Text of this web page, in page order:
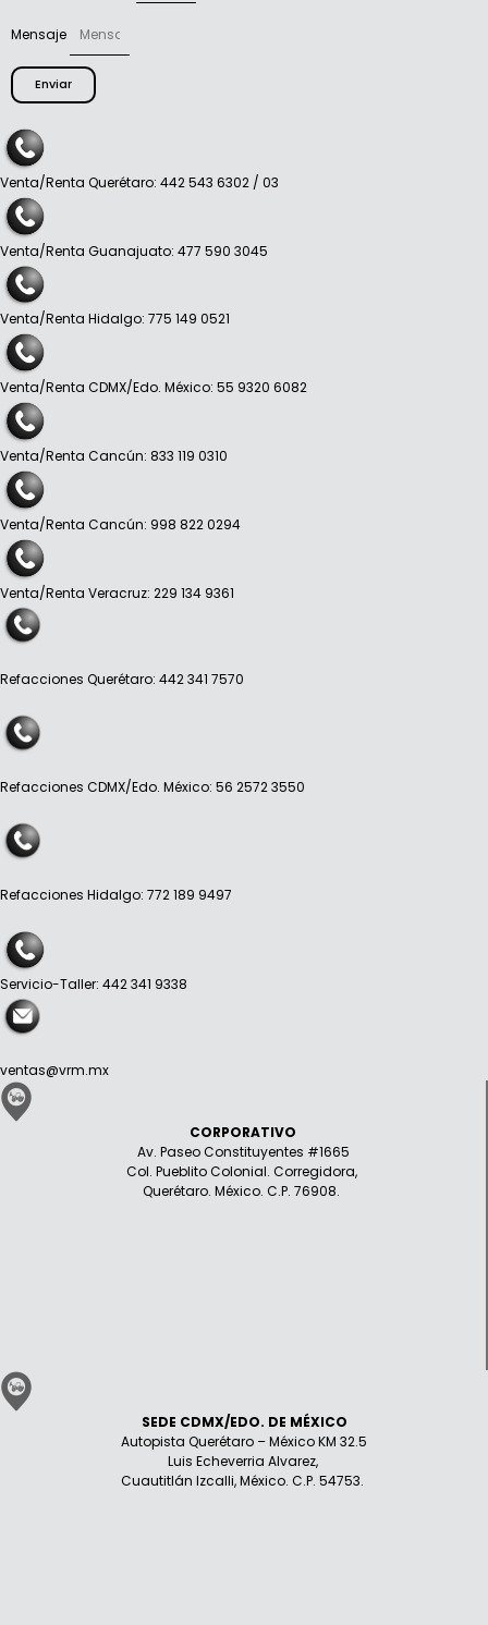
Mensaje
Enviar
Venta/Renta Querétaro: 442 543 6302 / 03
Venta/Renta Guanajuato: 477 590 3045
Venta/Renta Hidalgo: 775 149 0521
Venta/Renta CDMX/Edo. México: 55 9320 6082
Venta/Renta Cancún: 833 119 0310
Venta/Renta Cancún: 998 822 0294
Venta/Renta Veracruz: 229 134 9361
Refacciones Querétaro: 442 341 7570
Refacciones CDMX/Edo. México: 56 2572 3550
Refacciones Hidalgo: 772 189 9497
Servicio-Taller: 442 341 9338
ventas@vrm.mx
CORPORATIVO
Av. Paseo Constituyentes #1665
Col. Pueblito Colonial. Corregidora,
Querétaro. México. C.P. 76908.
SEDE CDMX/EDO. DE MÉXICO
Autopista Querétaro – México KM 32.5
Luis Echeverria Alvarez,
Cuautitlán Izcalli, México. C.P. 54753.